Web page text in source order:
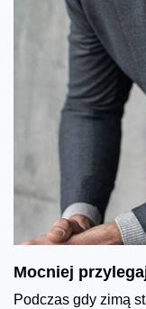
Mocniej
Podczas gdy zimą